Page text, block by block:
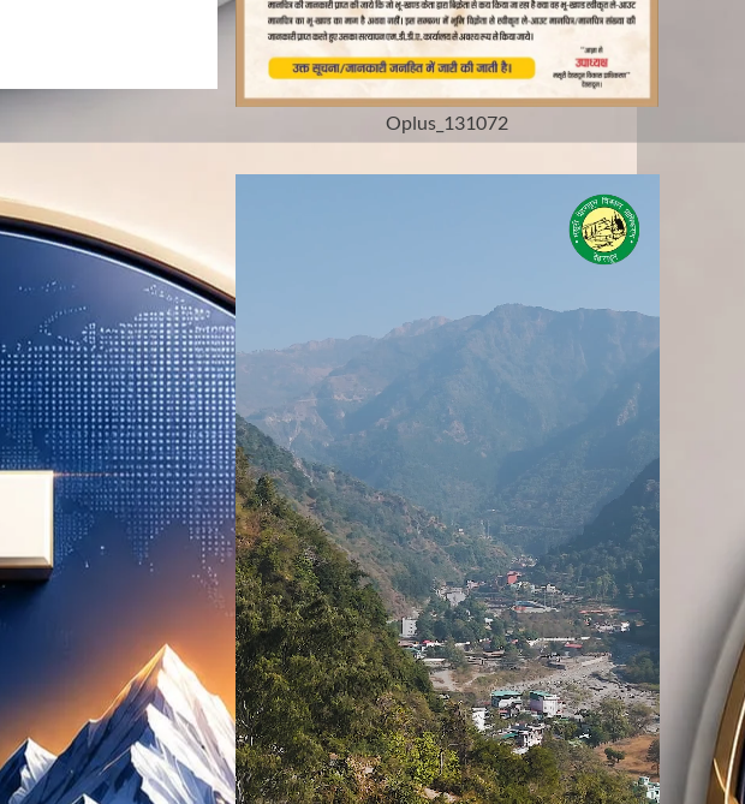
Oplus_131072